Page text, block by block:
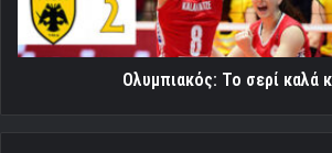
Ολυμπιακός: Το σερί καλά